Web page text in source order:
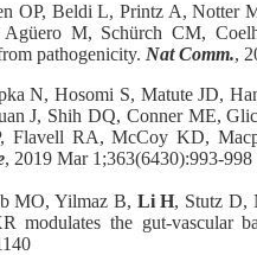
OP, Beldi L, Printz A, Notter
M, Schürch CM,
pathogenicity. Nat Comm.,
N, Hosomi S, Matute JD,
J, Shih DQ, Conner ME,
Flavell RA, McCoy KD,
, 2019 Mar 1;363(6430):993-998
MO, Yilmaz B, Li H, Stutz D,
modulates the gut-vascular